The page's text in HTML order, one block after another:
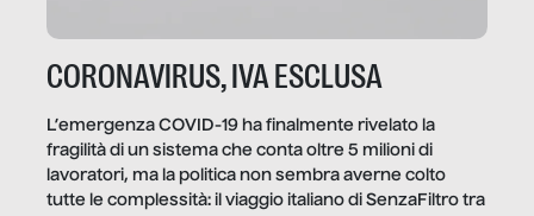
CORONAVIRUS, IVA ESCLUSA
L’emergenza COVID-19 ha finalmente rivelato la
fragilità di un sistema che conta oltre 5 milioni di
lavoratori, ma la politica non sembra averne colto
tutte le complessità: il viaggio italiano di SenzaFiltro tra